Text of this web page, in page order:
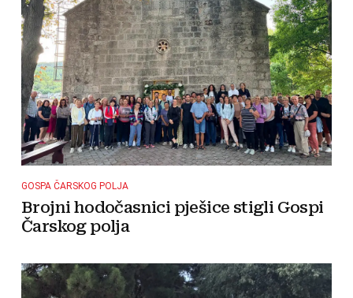
GOSPA ČARSKOG POLJA
Brojni hodočasnici pješice stigli Gospi
Čarskog polja